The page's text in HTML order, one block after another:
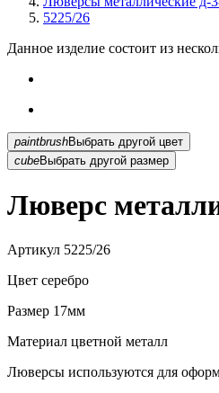
5225/26
Данное изделие состоит из
paintbrush
Выбрать другой цвет
cubeВыбрать другой размер
Люверс
Артикул 5225/26
Цвет серебро
Размер 17мм
Материал цветной металл
Люверсы используются для